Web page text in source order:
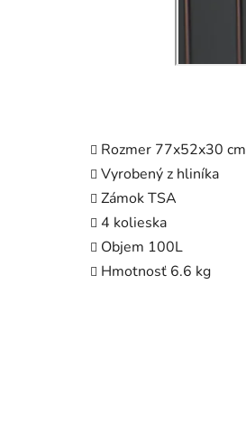
Rozmer 77x52x30 cm
Vyrobený z hliníka
Zámok TSA
4 kolieska
Objem 100L
Hmotnosť 6.6 kg